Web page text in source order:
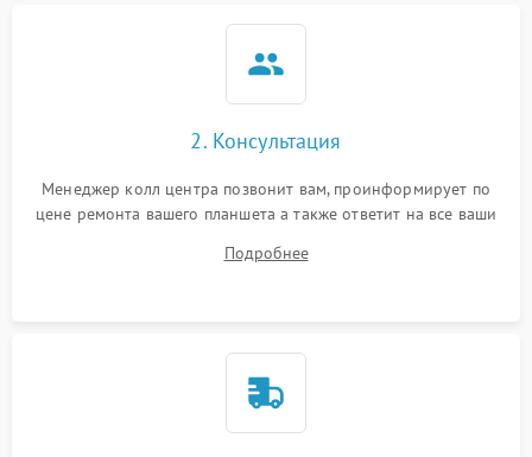
2. Консультация
Менеджер колл центра позвонит вам, проинформирует по
цене ремонта вашего планшета а также ответит на все ваши
Подробнее